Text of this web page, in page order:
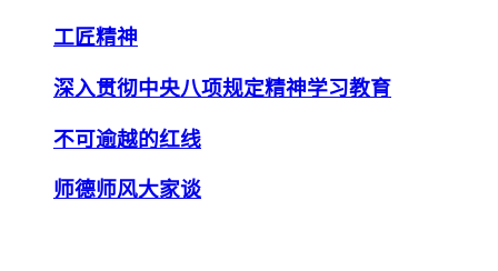
工匠精神
深入贯彻中央八项规定精神学习教育
不可逾越的红线
师德师风大家谈